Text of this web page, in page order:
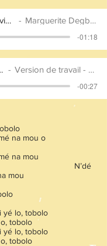
Dje dje vinie
Marguerite Degbevi
-01:18
na mou o
na mou
mou
yé lo, tobolo
tobolo
yé lo, tobolo
tobolo
-
Version de travail - François Tramoy
-00:27